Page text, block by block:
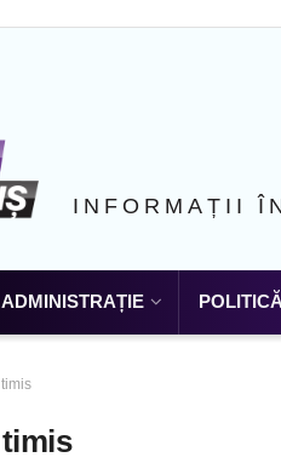
INFORMAȚII
ADMINISTRAȚIE POLITICĂ
timis
timis